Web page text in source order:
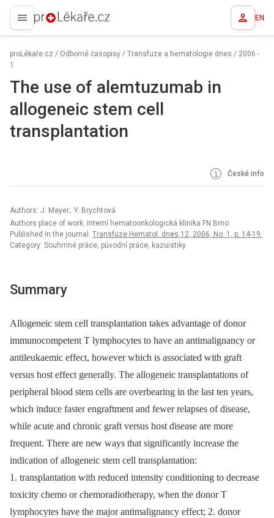
proLékaře.cz EN
proLékaře.cz / Odborné časopisy / Transfuze a hematologie dnes / 2006 -
1
The use of alemtuzumab in
allogeneic stem cell
transplantation
České info
Authors: J. Mayer; Y. Brychtová
Authors place of work: Interní hematoonkologická klinika FN Brno
Published in the journal: Transfuze Hematol. dnes,12, 2006, No. 1, p. 14-19.
Category: Souhrnné práce, původní práce, kazuistiky
Summary
Allogeneic stem cell transplantation takes advantage of donor
immunocompetent T lymphocytes to have an antimalignancy or
antileukaemic effect, however which is associated with graft
versus host effect generally. The allogeneic transplantations of
peripheral blood stem cells are overbearing in the last ten years,
which induce faster engraftment and fewer relapses of disease,
while acute and chronic graft versus host disease are more
frequent. There are new ways that significantly increase the
indication of allogeneic stem cell transplantation:
1. transplantation with reduced intensity conditioning to decrease
toxicity chemo or chemoradiotherapy, when the donor T
lymphocytes have the major antimalignancy effect; 2. donor